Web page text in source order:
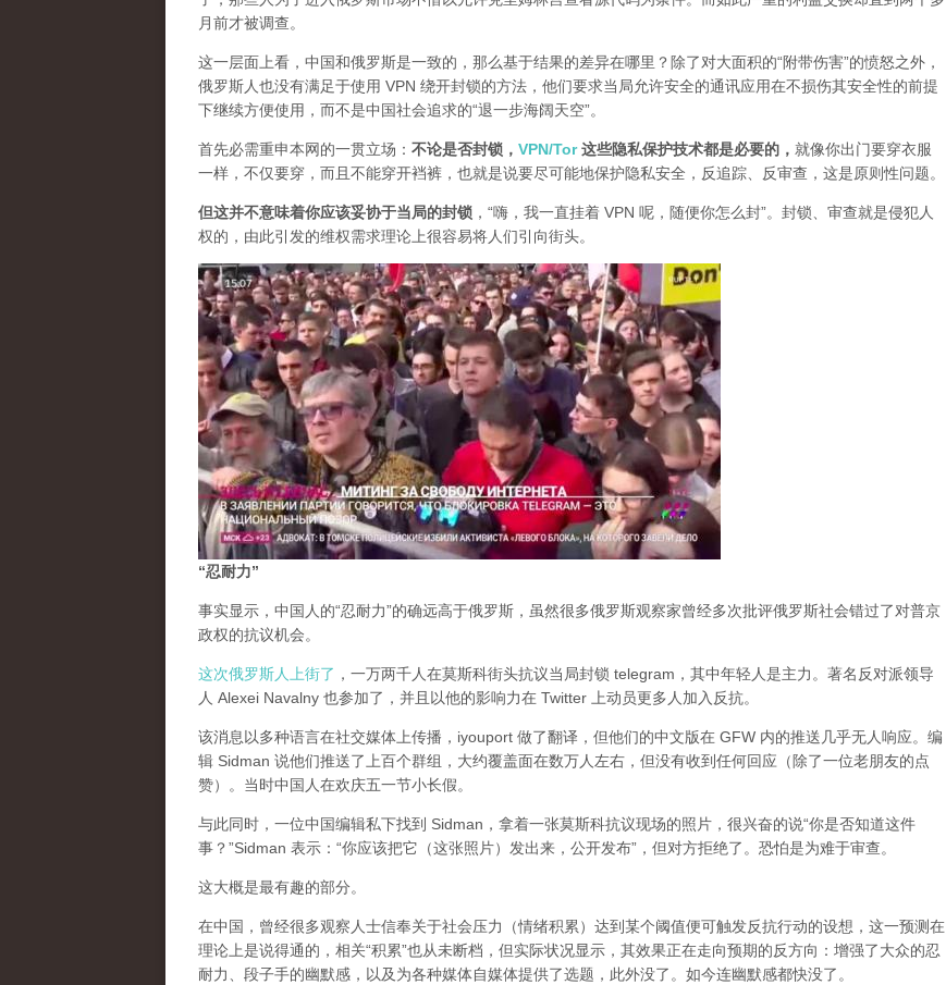
月前才被调查。
这一层面上看，中国和俄罗斯是一致的，那么基于结果的差异在哪里？除了对大面积的“附带伤害”的愤怒之外，
俄罗斯人也没有满足于使用 VPN 绕开封锁的方法，他们要求当局允许安全的通讯应用在不损伤其安全性的前提
下继续方便使用，而不是中国社会追求的“退一步海阔天空”。
首先必需重申本网的一贯立场： 不论是否封锁， VPN/Tor这些隐私保护技术都是必要的， 就像你出门要穿衣服
一样，不仅要穿，而且不能穿开裆裤，也就是说要尽可能地保护隐私安全，反追踪、反审查，这是原则性问题。
但这并不意味着你应该妥协于当局的封锁 ，“嗨，我一直挂着 VPN 呢，随便你怎么封”。封锁、审查就是侵犯人
权的，由此引发的维权需求理论上很容易将人们引向街头。
“忍耐力”
事实显示，中国人的“忍耐力”的确远高于俄罗斯，虽然很多俄罗斯观察家曾经多次批评俄罗斯社会错过了对普京
政权的抗议机会。
这次俄罗斯人上街了 ，一万两千人在莫斯科街头抗议当局封锁 telegram，其中年轻人是主力。著名反对派领导
人 Alexei Navalny 也参加了，并且以他的影响力在 Twitter 上动员更多人加入反抗。
该消息以多种语言在社交媒体上传播，iyouport 做了翻译，但他们的中文版在 GFW 内的推送几乎无人响应。编
辑 Sidman 说他们推送了上百个群组，大约覆盖面在数万人左右，但没有收到任何回应（除了一位老朋友的点
赞）。当时中国人在欢庆五一节小长假。
与此同时，一位中国编辑私下找到 Sidman，拿着一张莫斯科抗议现场的照片，很兴奋的说“你是否知道这件
事？”Sidman 表示：“你应该把它（这张照片）发出来，公开发布”，但对方拒绝了。恐怕是为难于审查。
这大概是最有趣的部分。
在中国，曾经很多观察人士信奉关于社会压力（情绪积累）达到某个阈值便可触发反抗行动的设想，这一预测在
理论上是说得通的，相关“积累”也从未断档，但实际状况显示，其效果正在走向预期的反方向：增强了大众的忍
耐力、段子手的幽默感，以及为各种媒体自媒体提供了选题，此外没了。如今连幽默感都快没了。